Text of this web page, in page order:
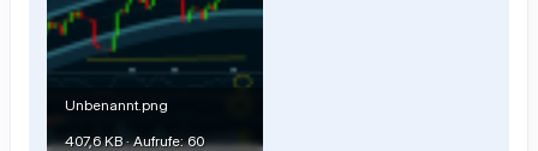
Unbenannt.png
407,6 KB · Aufrufe: 60